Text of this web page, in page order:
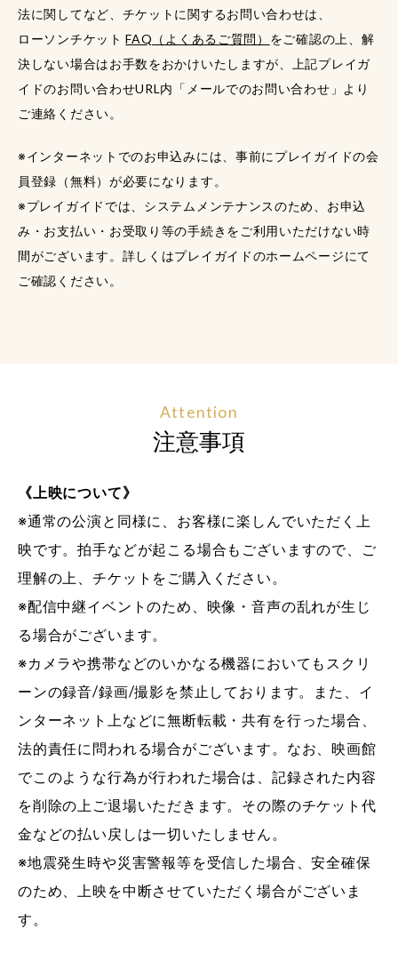
法に関してなど、チケットに関するお問い合わせは、
ローソンチケットFAQ（よくあるご質問） をご確認の上、解
決しない場合はお手数をおかけいたしますが、上記プレイガ
イドのお問い合わせURL内「メールでのお問い合わせ」より
ご連絡ください。
※インターネットでのお申込みには、事前にプレイガイドの会
員登録（無料）が必要になります。
※プレイガイドでは、システムメンテナンスのため、お申込
み・お支払い・お受取り等の手続きをご利用いただけない時
間がございます。詳しくはプレイガイドのホームページにて
ご確認ください。
Attention
注意事項
《上映について》
※通常の公演と同様に、お客様に楽しんでいただく上
映です。拍手などが起こる場合もございますので、ご
理解の上、チケットをご購入ください。
※配信中継イベントのため、映像・音声の乱れが生じ
る場合がございます。
※カメラや携帯などのいかなる機器においてもスクリ
ーンの録音/録画/撮影を禁止しております。また、イ
ンターネット上などに無断転載・共有を行った場合、
法的責任に問われる場合がございます。なお、映画館
でこのような行為が行われた場合は、記録された内容
を削除の上ご退場いただきます。その際のチケット代
金などの払い戻しは一切いたしません。
※地震発生時や災害警報等を受信した場合、安全確保
のため、上映を中断させていただく場合がございま
す。